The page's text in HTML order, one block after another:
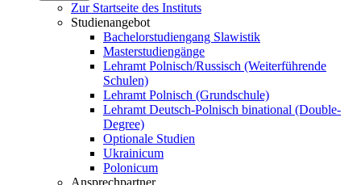
Zur Startseite des Instituts
Studienangebot
Bachelorstudiengang Slawistik
Masterstudiengänge
Lehramt Polnisch/Russisch (Weiterführende
Schulen)
Lehramt Polnisch (Grundschule)
Lehramt Deutsch-Polnisch binational (Double-
Degree)
Optionale Studien
Ukrainicum
Polonicum
Ansprechpartner